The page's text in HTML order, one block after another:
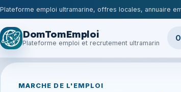
Plateforme emploi ultramarine, offres locales, annuaire
DomTomEmploi
Plateforme emploi et recrutement ultramarin
MARCHE DE L'EMPLOI